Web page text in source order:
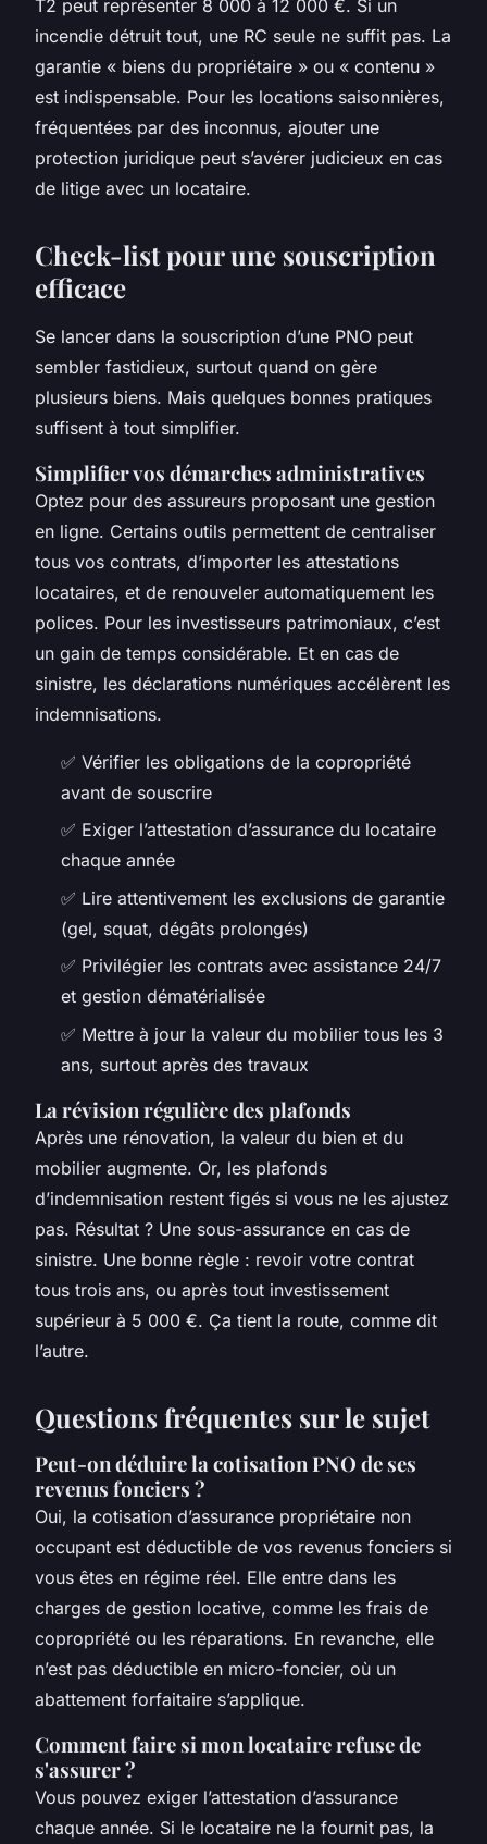
T2 peut représenter 8 000 à 12 000 €. Si un
incendie détruit tout, une RC seule ne suffit pas. La
garantie « biens du propriétaire » ou « contenu »
est indispensable. Pour les locations saisonnières,
fréquentées par des inconnus, ajouter une
protection juridique peut s’avérer judicieux en cas
de litige avec un locataire.
Check-list pour une souscription
efficace
Se lancer dans la souscription d’une PNO peut
sembler fastidieux, surtout quand on gère
plusieurs biens. Mais quelques bonnes pratiques
suffisent à tout simplifier.
Simplifier vos démarches administratives
Optez pour des assureurs proposant une gestion
en ligne. Certains outils permettent de centraliser
tous vos contrats, d’importer les attestations
locataires, et de renouveler automatiquement les
polices. Pour les investisseurs patrimoniaux, c’est
un gain de temps considérable. Et en cas de
sinistre, les déclarations numériques accélèrent les
indemnisations.
✅ Vérifier les obligations de la copropriété
avant de souscrire
✅ Exiger l’attestation d’assurance du locataire
chaque année
✅ Lire attentivement les exclusions de garantie
(gel, squat, dégâts prolongés)
✅ Privilégier les contrats avec assistance 24/7
et gestion dématérialisée
✅ Mettre à jour la valeur du mobilier tous les 3
ans, surtout après des travaux
La révision régulière des plafonds
Après une rénovation, la valeur du bien et du
mobilier augmente. Or, les plafonds
d’indemnisation restent figés si vous ne les ajustez
pas. Résultat ? Une sous-assurance en cas de
sinistre. Une bonne règle : revoir votre contrat
tous trois ans, ou après tout investissement
supérieur à 5 000 €. Ça tient la route, comme dit
l’autre.
Questions fréquentes sur le sujet
Peut-on déduire la cotisation PNO de ses
revenus fonciers ?
Oui, la cotisation d’assurance propriétaire non
occupant est déductible de vos revenus fonciers si
vous êtes en régime réel. Elle entre dans les
charges de gestion locative, comme les frais de
copropriété ou les réparations. En revanche, elle
n’est pas déductible en micro-foncier, où un
abattement forfaitaire s’applique.
Comment faire si mon locataire refuse de
s'assurer ?
Vous pouvez exiger l’attestation d’assurance
chaque année. Si le locataire ne la fournit pas, la